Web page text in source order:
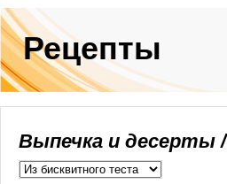
Рецепты
Выпечка и десерты /